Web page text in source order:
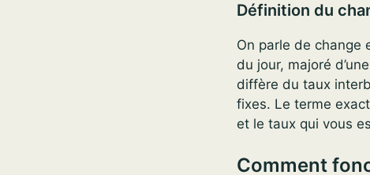
Définition du
On parle de change
du jour, majoré
diffère du taux
fixes. Le terme
et le taux qui vous
Comment